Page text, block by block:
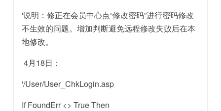
'说明：修正在会员中心点“修改密码”进行密码修改
不生效的问题。增加判断避免远程修改失败后在本
地修改。
4月18日：
'/User/User_ChkLogin.asp
If FoundErr <> True Then